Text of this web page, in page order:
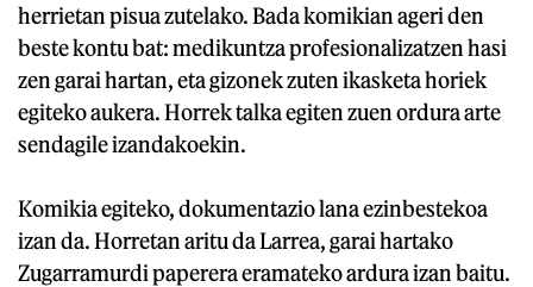
herrietan pisua zutelako. Bada komikian ageri den
beste kontu bat: medikuntza profesionalizatzen hasi
zen garai hartan, eta gizonek zuten ikasketa horiek
egiteko aukera. Horrek talka egiten zuen ordura arte
sendagile izandakoekin.
Komikia egiteko, dokumentazio lana ezinbestekoa
izan da. Horretan aritu da Larrea, garai hartako
Zugarramurdi paperera eramateko ardura izan baitu.